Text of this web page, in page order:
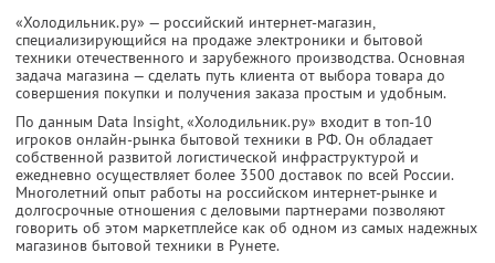
«Холодильник.ру» — российский интернет-магазин,
специализирующийся на продаже электроники и бытовой
техники отечественного и зарубежного производства. Основная
задача магазина — сделать путь клиента от выбора товара до
совершения покупки и получения заказа простым и удобным.
По данным Data Insight, «Холодильник.ру» входит в топ-10
игроков онлайн-рынка бытовой техники в РФ. Он обладает
собственной развитой логистической инфраструктурой и
ежедневно осуществляет более 3500 доставок по всей России.
Многолетний опыт работы на российском интернет-рынке и
долгосрочные отношения с деловыми партнерами позволяют
говорить об этом маркетплейсе как об одном из самых надежных
магазинов бытовой техники в Рунете.